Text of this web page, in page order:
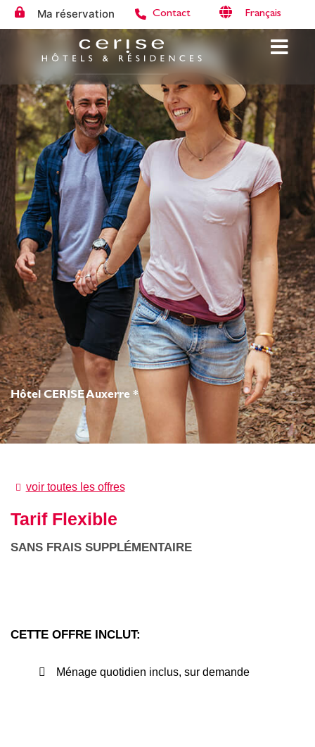
Ma réservation Contact Français
Hôtel CERISE Auxerre *
voir toutes les offres
Tarif Flexible
SANS FRAIS SUPPLÉMENTAIRE
CETTE OFFRE INCLUT:
Ménage quotidien inclus, sur demande